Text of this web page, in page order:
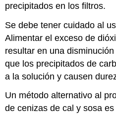
precipitados en los filtros.
Se debe tener cuidado al
Alimentar el exceso de
resultar en una
que los precipitados de
a la solución y causen
Un método alternativo al
de cenizas de cal y sosa